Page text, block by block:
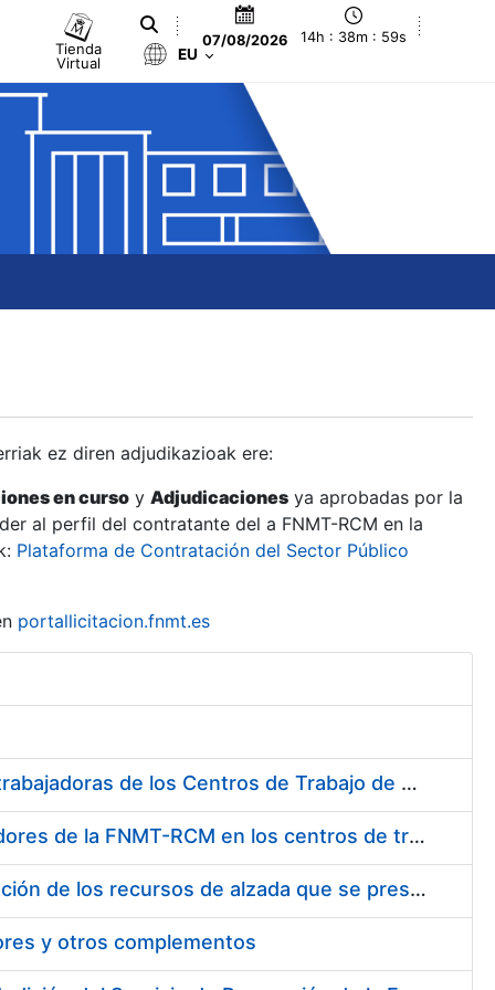
Tienda
Virtual
07/08/2026 14h : 39m : 00s
EU
ez diren adjudikazioak ere:
en curso y Adjudicaciones ya aprobadas por la
al perfil del contratante del a FNMT-RCM en la
Plataforma de Contratación del Sector Público
portallicitacion.fnmt.es
Suministro de Protectores Auditivos a medida para las personas trabajadoras de los Centros de Trabajo de Madrid y Burgos
Suministro de gafas graduadas antiproyecciones para los trabajadores de la FNMT-RCM en los centros de trabajo de Madrid y Burgos
Servicios de una empresa externa para el asesoramiento y resolución de los recursos de alzada que se presentan relacionados con procesos de selección para la FNMT-RCM
y otros complementos